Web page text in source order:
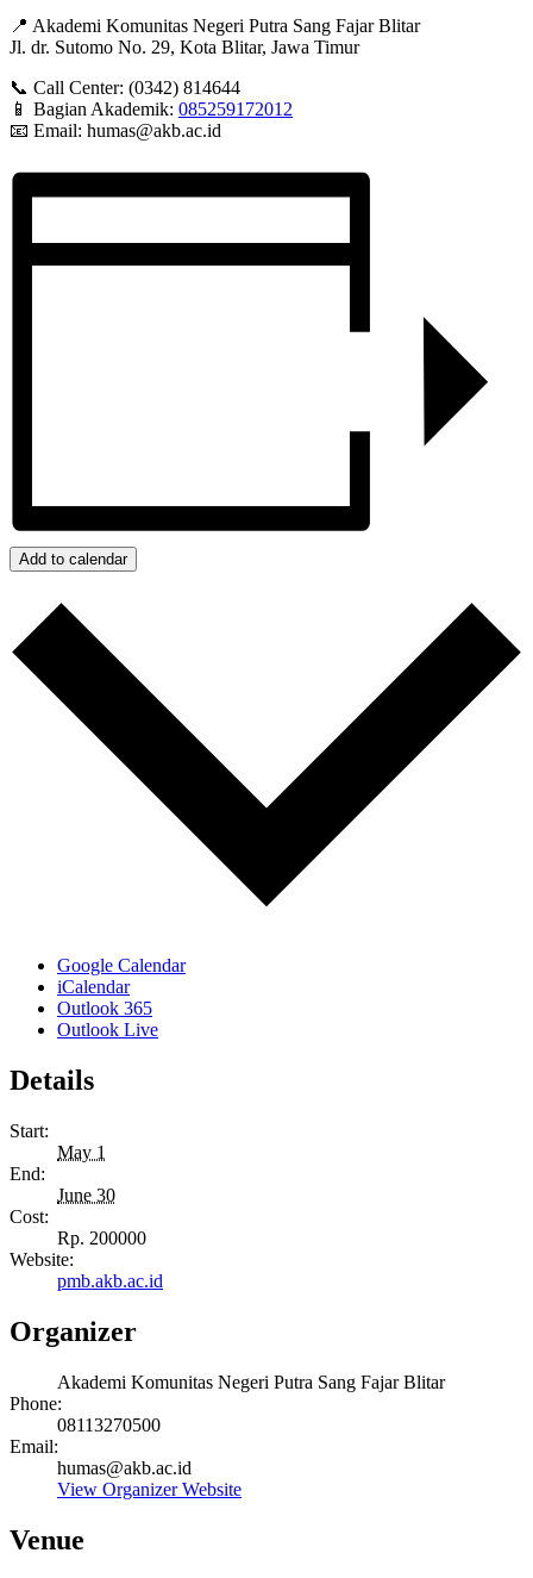
📍 Akademi Komunitas Negeri Putra Sang Fajar Blitar
Jl. dr. Sutomo No. 29, Kota Blitar, Jawa Timur
📞 Call Center: (0342) 814644
📱 Bagian Akademik: 085259172012
📧 Email: humas@akb.ac.id
Add to calendar
Google Calendar
iCalendar
Outlook 365
Outlook Live
Details
Start:
May 1
End:
June 30
Cost:
Rp. 200000
Website:
pmb.akb.ac.id
Organizer
Akademi Komunitas Negeri Putra Sang Fajar Blitar
Phone:
08113270500
Email:
humas@akb.ac.id
View Organizer Website
Venue